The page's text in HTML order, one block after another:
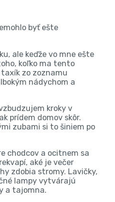
byť ešte
ale keďže vo mne ešte
koľko ma tento
zo zoznamu
nádychom a
kroky v
prídem domov skôr.
zubami si to šiniem po
chodcov a ocitnem sa
aké je večer
zdobia stromy. Lavičky,
lampy vytvárajú
a tajomna.